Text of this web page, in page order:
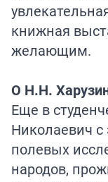
книжная
желающим.
О Н.Н.
Еще в
Николаевич с
полевых
народов,